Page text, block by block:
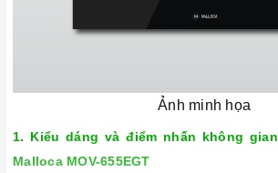
Ảnh minh họa
1. Kiểu dáng và điểm nhấn không gian
Malloca MOV-655EGT